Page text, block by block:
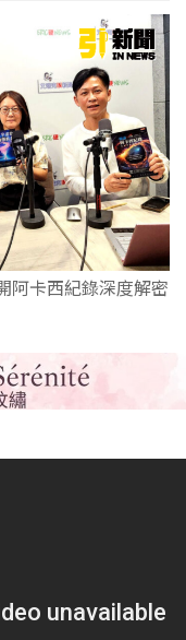
阿卡西紀錄深度解密